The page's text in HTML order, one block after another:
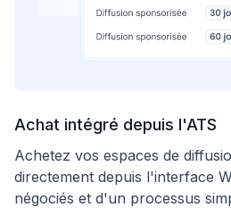
Achat intégré depuis l'ATS
Achetez vos espaces de
directement depuis l'interface
négociés et d'un processus